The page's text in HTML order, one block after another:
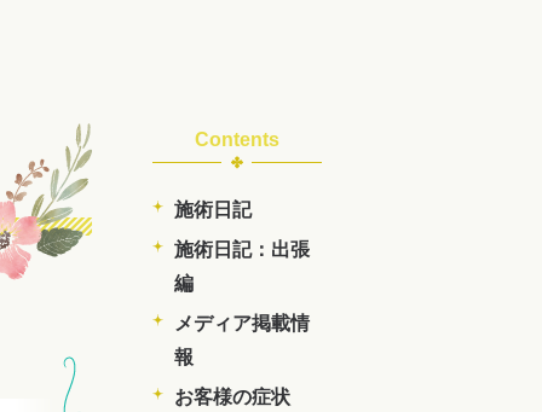
Contents
施術日記
施術日記：出張
編
メディア掲載情
報
お客様の症状